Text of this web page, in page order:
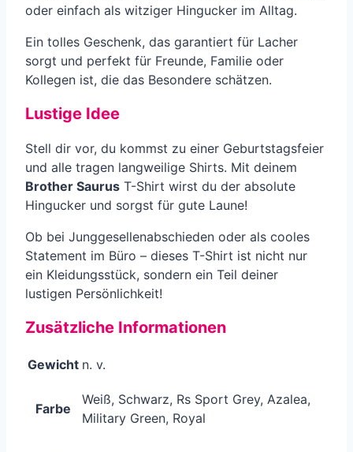
oder einfach als witziger Hingucker im Alltag.
Ein tolles Geschenk, das garantiert für Lacher
sorgt und perfekt für Freunde, Familie oder
Kollegen ist, die das Besondere schätzen.
Lustige Idee
Stell dir vor, du kommst zu einer Geburtstagsfeier
und alle tragen langweilige Shirts. Mit deinem
Brother Saurus T-Shirt wirst du der absolute
Hingucker und sorgst für gute Laune!
Ob bei Junggesellenabschieden oder als cooles
Statement im Büro – dieses T-Shirt ist nicht nur
ein Kleidungsstück, sondern ein Teil deiner
lustigen Persönlichkeit!
Zusätzliche Informationen
Gewicht n. v.
Farbe
Weiß, Schwarz, Rs Sport Grey, Azalea,
Military Green, Royal